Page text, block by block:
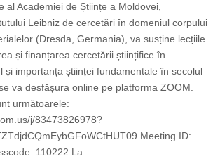
al Academiei de Științe a Moldovei,
Leibniz de cercetări în domeniul corpului
(Dresda, Germania), va susține lecțiile
și finanțarea cercetării științifice în
și importanța științei fundamentale în secolul
va desfășura online pe platforma ZOOM.
următoarele:
j/83473826978?
Meeting ID:
110222 La...